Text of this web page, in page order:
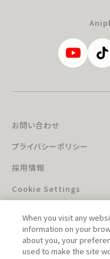
お問い合わせ
プライバシーポリシー
採用情報
Cookie Settings
When you visit any
information on your
about you, your
used to make the site